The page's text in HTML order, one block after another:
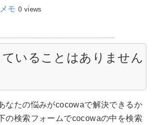
モ 0 views
いることはありません
なたの悩みがcocowaで解決できるか
の検索フォームでcocowaの中を検索